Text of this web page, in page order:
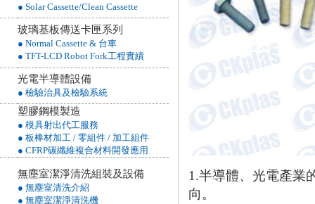
● Solar Cassette/Clean Cassette
玻璃基板傳送卡匣系列
● Normal Cassette & 台車
● TFT-LCD Robot Fork工程實績
光電半導體設備
● 檢驗治具及檢驗系統
塑膠鋼模製造
● 模具射出代工服務
● 板棒材加工 / 零組件 / 加工組件
● CFRP碳纖維複合材料開發應用
無塵室潔淨清洗組裝及設備
● 無塵室清洗介紹
● 無塵室潔淨清洗機
1.半導體、光電產業
向。